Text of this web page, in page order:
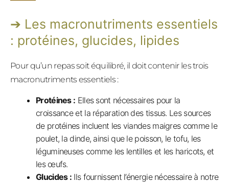
Les macronutriments essentiels
: protéines, glucides, lipides
Pour qu’un repas soit équilibré, il doit contenir les trois
macronutriments essentiels :
Protéines : Elles sont nécessaires pour la
croissance et la réparation des tissus. Les sources
de protéines incluent les viandes maigres comme le
poulet, la dinde, ainsi que le poisson, le tofu, les
légumineuses comme les lentilles et les haricots, et
les œufs.
Glucides : Ils fournissent l’énergie nécessaire à notre